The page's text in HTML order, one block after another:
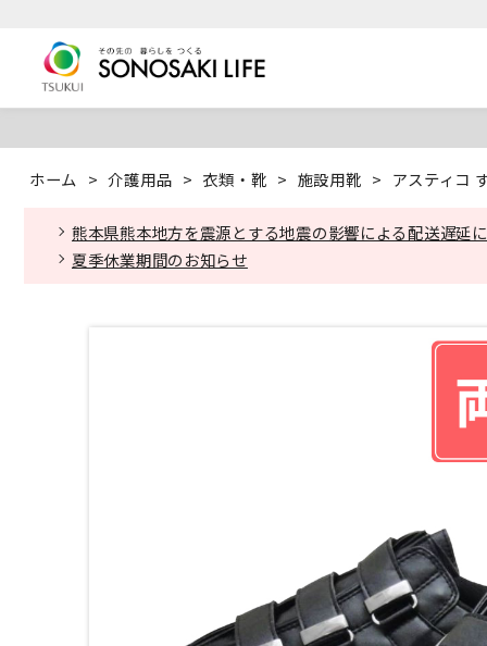
ホーム > 介護用品 > 衣類・靴 > 施設用靴 > アスティコ
熊本県熊本地方を震源とする地震の影響による配送遅延
夏季休業期間のお知らせ